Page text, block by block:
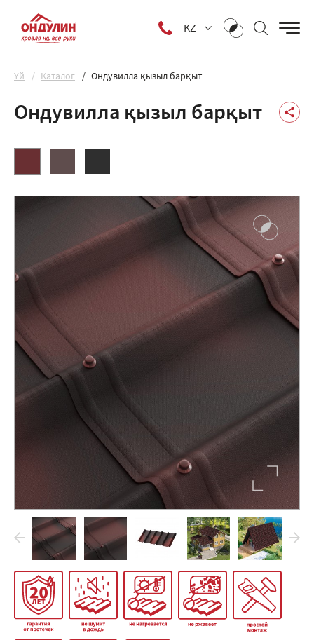
KZ
Yй Каталог Ондувилла қызыл барқыт
Ондувилла қызыл барқыт